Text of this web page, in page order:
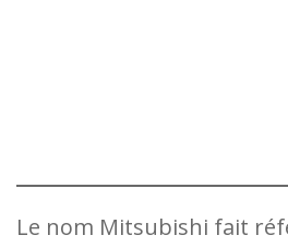
Le nom Mitsubishi fait